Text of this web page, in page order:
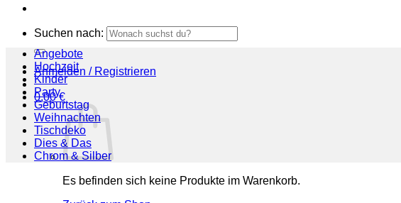
Suchen nach:
Anmelden / Registrieren
0,00€
Es befinden sich keine Produkte im Warenkorb.
Angebote
Hochzeit
Kinder
Party
Geburtstag
Weihnachten
Tischdeko
Dies & Das
Chrom & Silber